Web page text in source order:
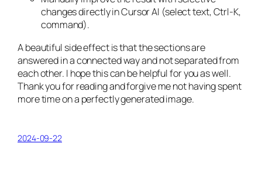
changes directly in Cursor AI (select text, Ctrl-K,
command).
A beautiful side effect is that the sections are
answered in a connected way and not separated from
each other. I hope this can be helpful for you as well.
Thank you for reading and forgive me not having spent
more time on a perfectly generated image.
2024-09-22